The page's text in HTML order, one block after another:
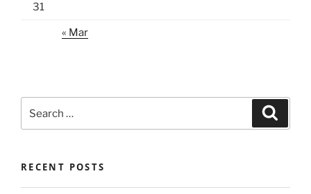
31
« Mar
for:
RECENT POSTS